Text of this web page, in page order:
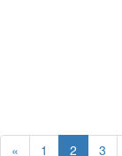
« 1 2 3